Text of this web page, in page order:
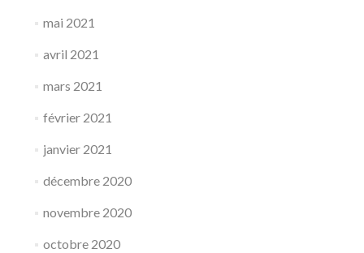
mai 2021
avril 2021
mars 2021
février 2021
janvier 2021
décembre 2020
novembre 2020
octobre 2020